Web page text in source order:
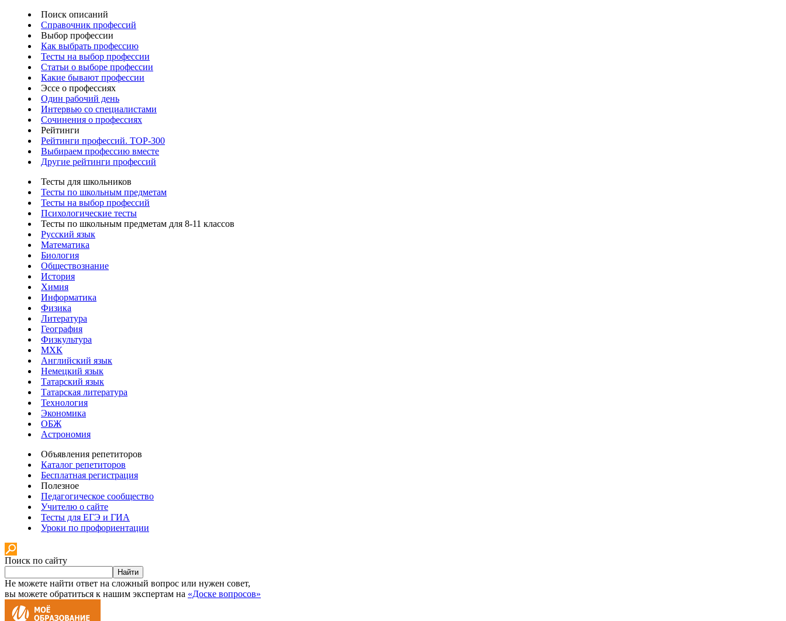
Поиск описаний
Справочник профессий
Выбор профессии
Как выбрать профессию
Тесты на выбор профессии
Статьи о выборе профессии
Какие бывают профессии
Эссе о профессиях
Один рабочий день
Интервью со специалистами
Сочинения о профессиях
Рейтинги
Рейтинги профессий. TOP-300
Выбираем профессию вместе
Другие рейтинги профессий
Тесты для школьников
Тесты по школьным предметам
Тесты на выбор профессий
Психологические тесты
Тесты по школьным предметам для 8-11 классов
Русский язык
Математика
Биология
Обществознание
История
Химия
Информатика
Физика
Литература
География
Физкультура
МХК
Английский язык
Немецкий язык
Татарский язык
Татарская литература
Технология
Экономика
ОБЖ
Астрономия
Объявления репетиторов
Каталог репетиторов
Бесплатная регистрация
Полезное
Педагогическое сообщество
Учителю о сайте
Тесты для ЕГЭ и ГИА
Уроки по профориентации
Поиск по сайту
Найти
Не можете найти ответ на сложный вопрос или нужен совет,
вы можете обратиться к нашим экспертам на «Доске вопросов»